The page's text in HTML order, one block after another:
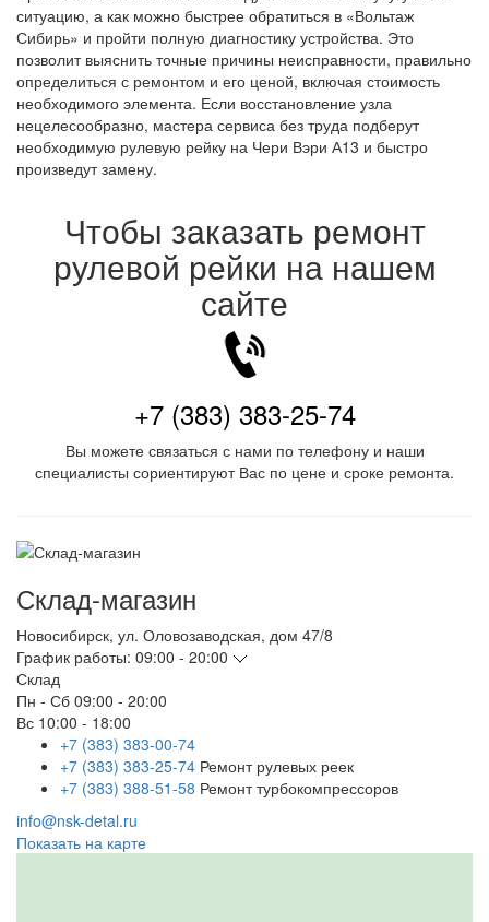
ситуацию, а как можно быстрее обратиться в «Вольтаж
Сибирь» и пройти полную диагностику устройства. Это
позволит выяснить точные причины неисправности, правильно
определиться с ремонтом и его ценой, включая стоимость
необходимого элемента. Если восстановление узла
нецелесообразно, мастера сервиса без труда подберут
необходимую рулевую рейку на Чери Вэри А13 и быстро
произведут замену.
Чтобы заказать ремонт
рулевой рейки на нашем
сайте
+7 (383) 383-25-74
Вы можете связаться с нами по телефону и наши
специалисты сориентируют Вас по цене и сроке ремонта.
Склад-магазин
Новосибирск, ул. Оловозаводская, дом 47/8
График работы: 09:00 - 20:00
Склад
Пн - Сб 09:00 - 20:00
Вс 10:00 - 18:00
+7 (383) 383-00-74
+7 (383) 383-25-74 Ремонт рулевых реек
+7 (383) 388-51-58 Ремонт турбокомпрессоров
info@nsk-detal.ru
Показать на карте